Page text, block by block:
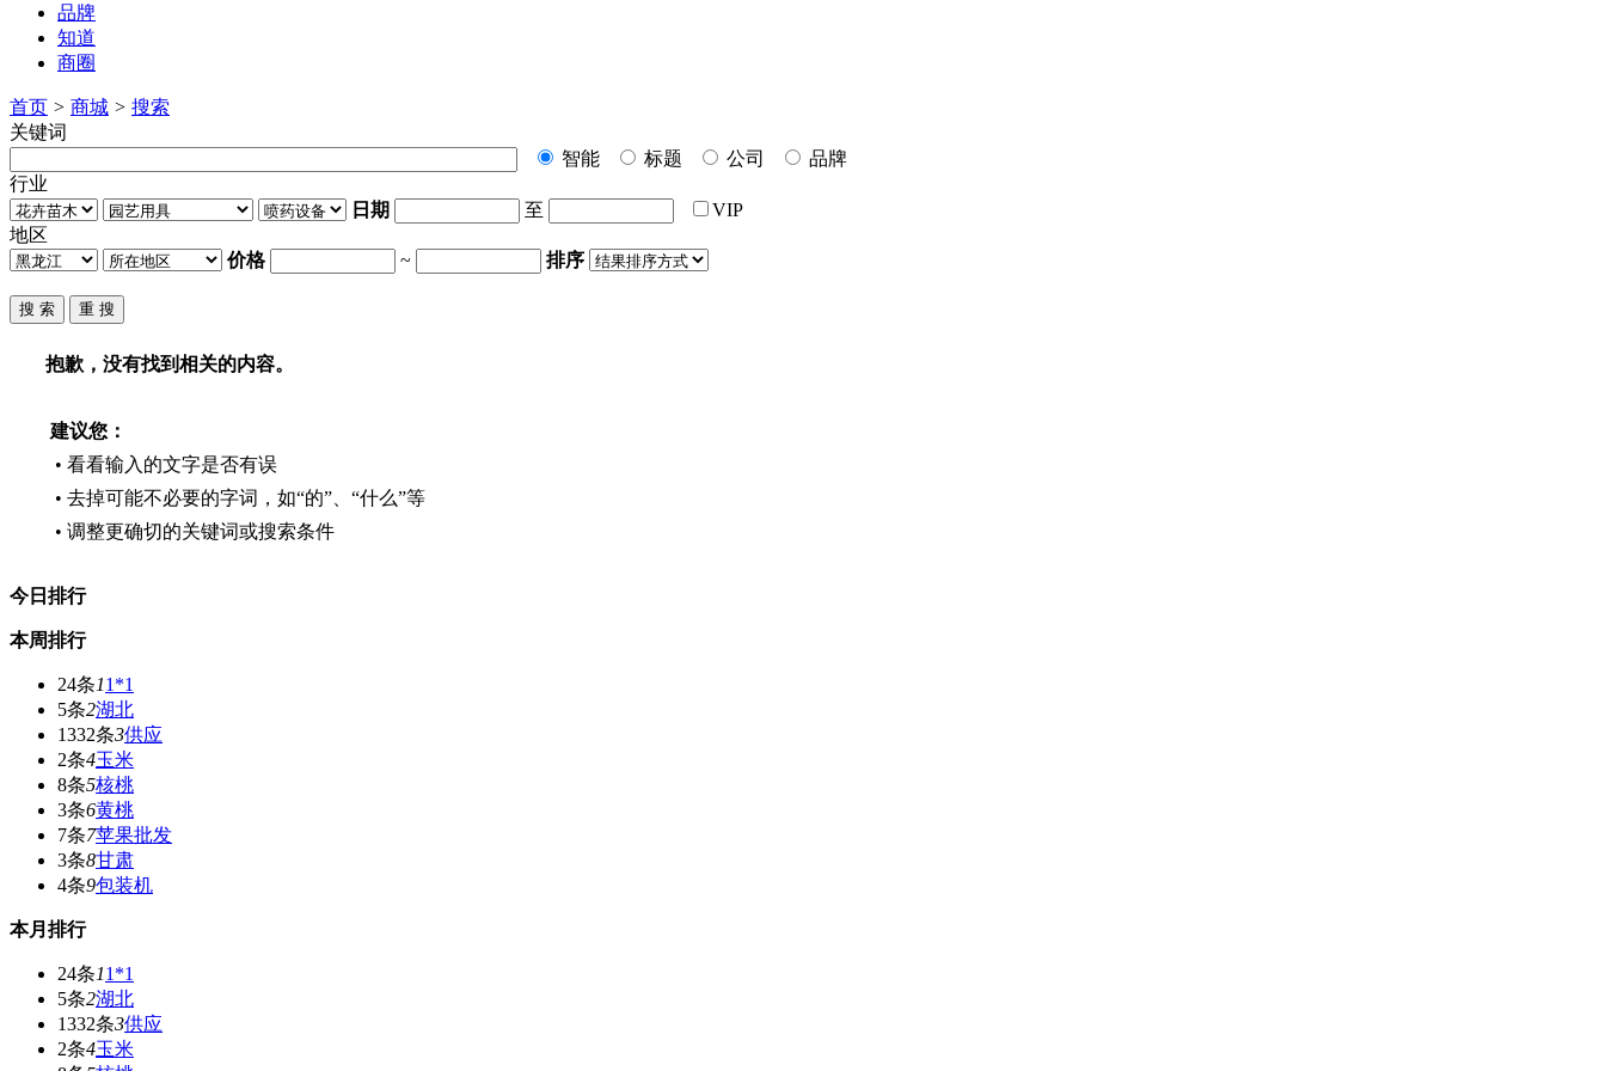
品牌
知道
商圈
首页 > 商城 > 搜索
关键词
智能
标题 公司
品牌
行业
日期
至
VIP
地区
价格
~ 排序
抱歉，没有找到相关的内容。
建议您：
• 看看输入的文字是否有误
• 去掉可能不必要的字词，如“的”、“什么”等
• 调整更确切的关键词或搜索条件
今日排行
本周排行
24条11*1
5条2湖北
1332条3供应
2条4玉米
8条5核桃
3条6黄桃
7条7苹果批发
3条8甘肃
4条9包装机
本月排行
24条11*1
5条2湖北
1332条3供应
2条4玉米